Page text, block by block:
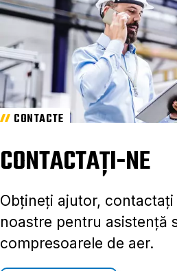
CONTACTE
CONTACTAȚI-NE
Obțineți ajutor,
noastre pentru asistență
compresoarele de aer.